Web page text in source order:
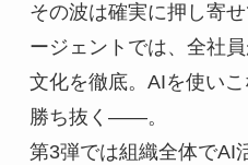
その波は確実に押し寄
ージェントでは、全社
文化を徹底。AIを使い
勝ち抜く――。
第3弾では組織全体でAI